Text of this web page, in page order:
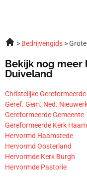
Bedrijvengids
Bekijk nog meer
Duiveland
Christelijke
Geref. Gem. Ned.
Gereformeerde Gemeente
Gereformeerde Kerk
Hervormd Haamstede
Hervormd Oosterland
Hervormde Kerk Burgh
Hervormde Pastorie